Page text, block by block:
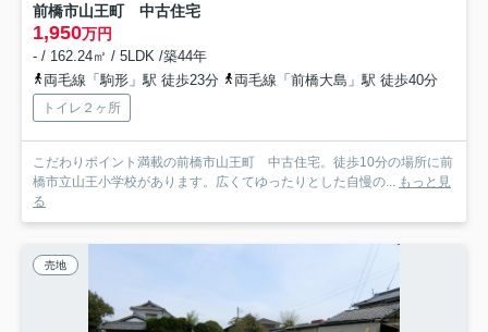
前橋市山王町 中古住宅
1,950万円
- / 162.24㎡ / 5LDK /築44年
両毛線「駒形」駅 徒歩23分
両毛線「前橋大島」駅 徒歩40分
トイレ２ヶ所
こだわりポイント満載の前橋市山王町 中古住宅。徒歩10分の場所に前
橋市立山王小学校があります。広くてゆったりとした自慢の... もっと見
る
売地